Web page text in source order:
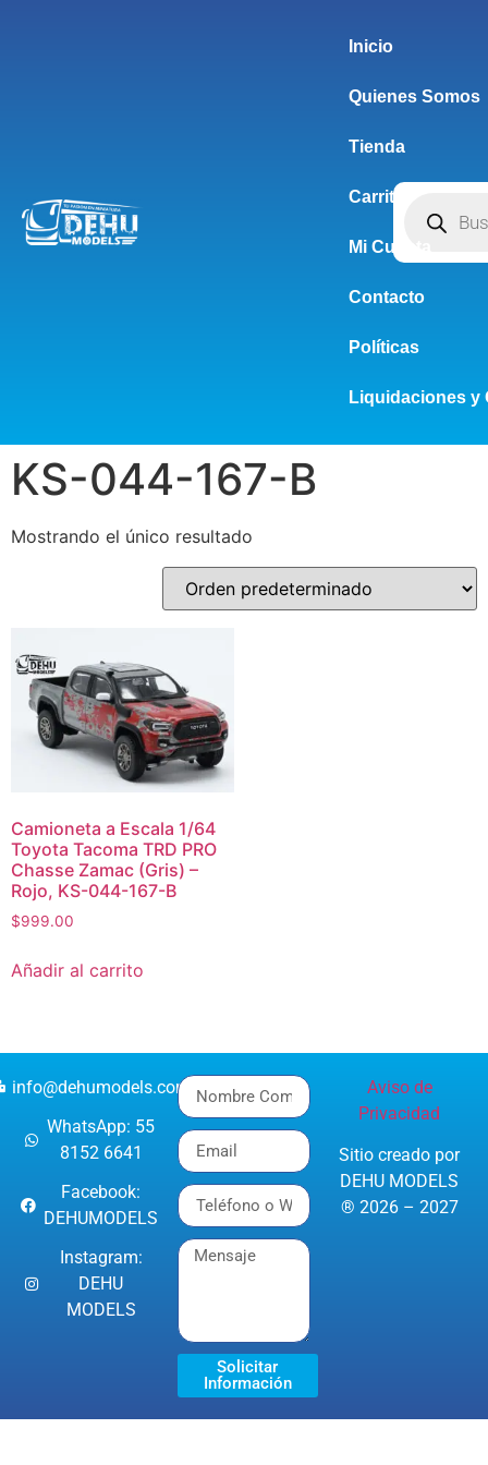
Inicio
Quienes Somos
Tienda
Carrito
Mi Cuenta
Contacto
Políticas
Liquidaciones y
KS-044-167-B
Mostrando el único resultado
Camioneta a Escala 1/64
Toyota Tacoma TRD PRO
Chasse Zamac (Gris) –
Rojo, KS-044-167-B
$999.00
Añadir al carrito
info@dehumodels.com
WhatsApp: 55
8152 6641
Facebook:
DEHUMODELS
Instagram:
DEHU
MODELS
Solicitar
Información
Aviso de
Privacidad
Sitio creado por
DEHU MODELS
® 2026 – 2027